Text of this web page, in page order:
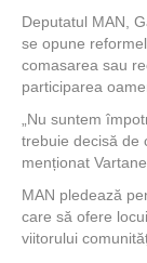
Deputatul MAN,
se opune
comasarea sau
participarea
„Nu suntem
trebuie decisă de
menționat
MAN pledează
care să ofere
viitorului